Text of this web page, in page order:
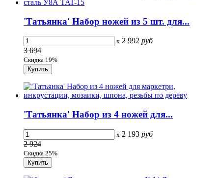
'Татьянка' Набор ножей из 5 шт. для...
x 2 992 руб
3 694
Скидка 19%
'Татьянка' Набор из 4 ножей для...
x 2 193 руб
2 924
Скидка 25%